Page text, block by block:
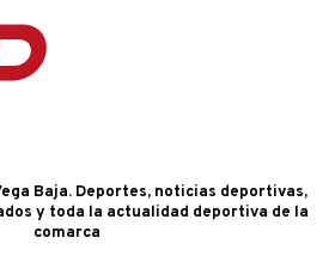
Baja. Deportes, noticias deportivas,
y toda la actualidad deportiva de la
comarca